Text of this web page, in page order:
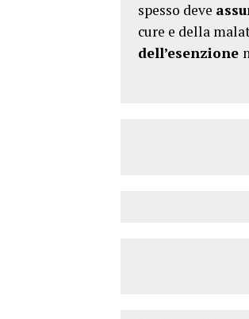
spesso deve
cure e della
dell’esenzione